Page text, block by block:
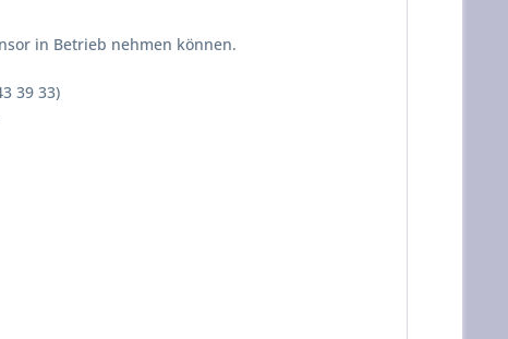
in Betrieb nehmen können.
39 33)